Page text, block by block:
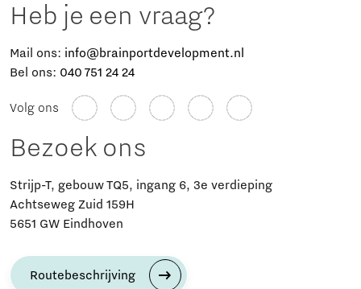
Heb je een vraag?
Mail ons: info@brainportdevelopment.nl
Bel ons: 040 751 24 24
Volg ons
Bezoek ons
Strijp-T, gebouw TQ5, ingang 6, 3e verdieping
Achtseweg Zuid 159H
5651 GW Eindhoven
Routebeschrijving